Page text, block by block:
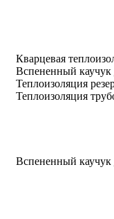
Кварцевая
Вспененный каучук
Теплоизоляция
Теплоизоляция
Вспененный каучук